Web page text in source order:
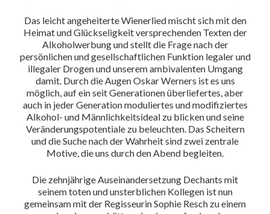
Das leicht angeheiterte Wienerlied mischt sich mit den
Heimat und Glückseligkeit versprechenden Texten der
Alkoholwerbung und stellt die Frage nach der
persönlichen und gesellschaftlichen Funktion legaler und
illegaler Drogen und unserem ambivalenten Umgang
damit. Durch die Augen Oskar Werners ist es uns
möglich, auf ein seit Generationen überliefertes, aber
auch in jeder Generation moduliertes und modifiziertes
Alkohol- und Männlichkeitsideal zu blicken und seine
Veränderungspotentiale zu beleuchten. Das Scheitern
und die Suche nach der Wahrheit sind zwei zentrale
Motive, die uns durch den Abend begleiten.
Die zehnjährige Auseinandersetzung Dechants mit
seinem toten und unsterblichen Kollegen ist nun
gemeinsam mit der Regisseurin Sophie Resch zu einem